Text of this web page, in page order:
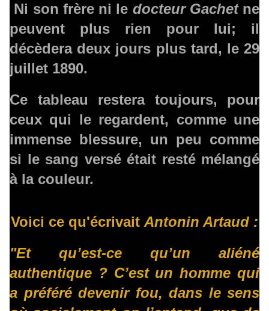
Ni son frère ni le docteur Gachetne
peuvent plus rien pour lui; il
décèdera deux jours plus tard, le 29
juillet 1890.
Ce tableau restera toujours, pour
ceux qui le regardent, comme une
immense blessure, un peu comme
si le sang versé était resté mélangé
à la couleur.
Voici ce qu'écrivait Antonin Artaud :
"Et qu’est-ce qu’un aliéné
authentique ? C’est un homme qui
a préféré devenir fou, dans le sens